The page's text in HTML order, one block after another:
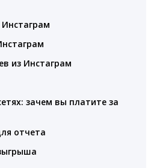
из Инстаграм
зачем вы платите за
отчета